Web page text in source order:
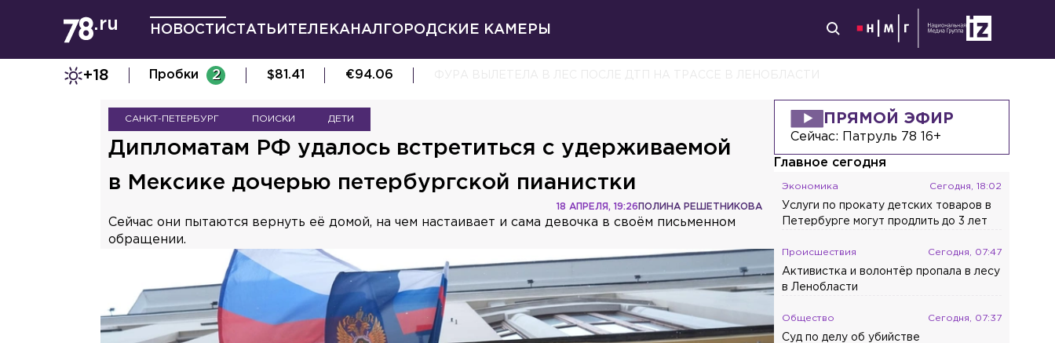
НОВОСТИ СТАТЬИ ТЕЛЕКАНАЛ ГОРОДСКИЕ КАМЕРЫ
+18 Пробки 2 $81.41 €94.06
САНКТ-ПЕТЕРБУРГ ПОИСКИ ДЕТИ
Дипломатам РФ удалось встретиться с удерживаемой
в Мексике дочерью петербургской пианистки
ПОЛИНА РЕШЕТНИКОВА
18 АПРЕЛЯ, 19:26
Сейчас они пытаются вернуть её домой, на чем настаивает и сама девочка в своём письменном
обращении.
ПРЯМОЙ ЭФИР
Сейчас: Патруль 78 16+
Главное сегодня
Экономика Сегодня, 18:02
Услуги по прокату детских товаров в
Петербурге могут продлить до 3 лет
Происшествия Сегодня, 07:47
Активистка и волонтёр пропала в лесу
в Ленобласти
Общество Сегодня, 07:37
Суд по делу об убийстве